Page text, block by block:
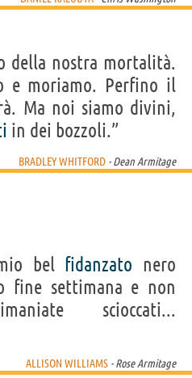
della nostra mortalità.
e moriamo. Perfino il
Ma noi siamo divini,
in dei bozzoli.”
BRADLEY WHITFORD - Dean Armitage
bel fidanzato nero
fine settimana e non
scioccati...
ALLISON WILLIAMS - Rose Armitage